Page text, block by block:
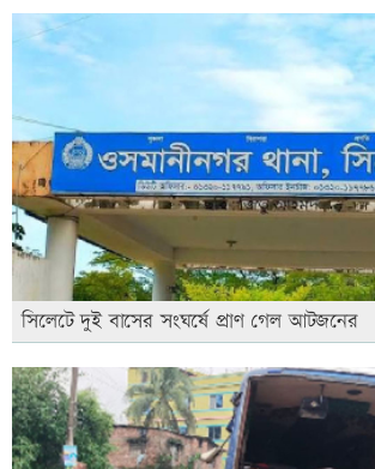
সিলেটে দুই বাসের সংঘর্ষে প্রাণ গেল আটজনের